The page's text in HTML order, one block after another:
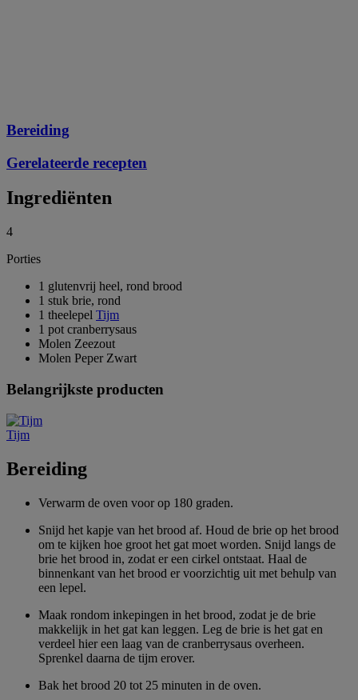
Bereiding
Gerelateerde recepten
Ingrediënten
4
Porties
1 glutenvrij heel, rond brood
1 stuk brie, rond
1 theelepel Tijm
1 pot cranberrysaus
Molen Zeezout
Molen Peper Zwart
Belangrijkste producten
Tijm
Bereiding
Verwarm de oven voor op 180 graden.
Snijd het kapje van het brood af. Houd de brie op het brood
om te kijken hoe groot het gat moet worden. Snijd langs de
brie het brood in, zodat er een cirkel ontstaat. Haal de
binnenkant van het brood er voorzichtig uit met behulp van
een lepel.
Maak rondom inkepingen in het brood, zodat je de brie
makkelijk in het gat kan leggen. Leg de brie is het gat en
verdeel hier een laag van de cranberrysaus overheen.
Sprenkel daarna de tijm erover.
Bak het brood 20 tot 25 minuten in de oven.